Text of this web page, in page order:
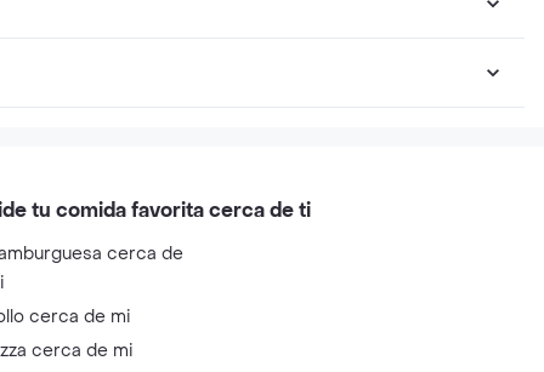
tu comida favorita cerca de ti
cerca de
cerca de mi
cerca de mi